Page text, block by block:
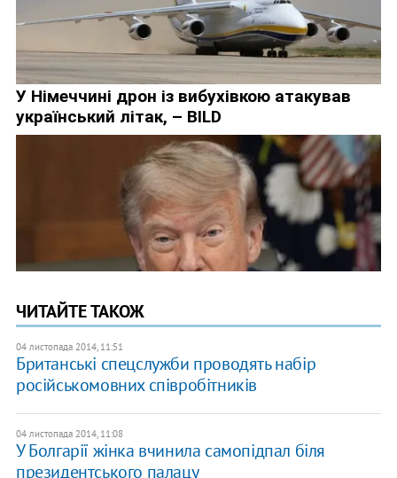
ЧИТАЙТЕ ТАКОЖ
04 листопада 2014, 11:51
Британські спецслужби проводять набір
російськомовних співробітників
04 листопада 2014, 11:08
У Болгарії жінка вчинила самопідпал біля
президентського палацу